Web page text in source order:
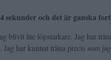
sekunder och det är ganska
blivit lite löpstarkare. Jag har
har kunnat träna precis som